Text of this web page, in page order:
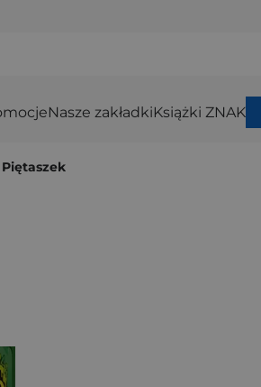
Nasze zakładkiKsiążki ZNAK
Piętaszek